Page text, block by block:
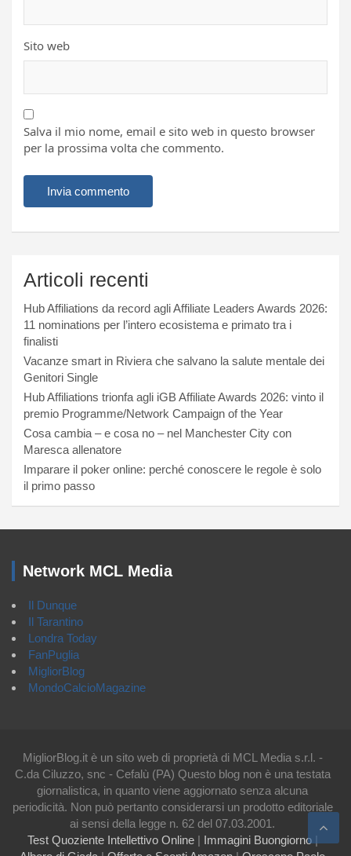
Sito web
Salva il mio nome, email e sito web in questo browser
per la prossima volta che commento.
Articoli recenti
Hub Affiliations da record agli Affiliate Leaders Awards 2026:
11 nominations per l’intero ecosistema e primato tra i
finalisti
Vacanze smart in Riviera che salvano la salute mentale dei
Genitori Single
Hub Affiliations trionfa agli iGB Affiliate Awards 2026: vinto il
premio Programme/Network Campaign of the Year
Cosa cambia – e cosa no – nel Manchester City con
Maresca allenatore
Imparare il poker online: perché conoscere le regole è solo
il primo passo
Network MCL Media
Il Dunque
Il Tarantino
Londra Today
FanPuglia
MigliorBlog
MondoCalcioMagazine
MigliorBlog.it è un sito web di proprietà di MCL Media s.r.l. -
C.da Ciluzzo, snc - Cefalù (PA) Questo blog non è una testata
giornalistica, in quanto viene aggiornato senza alcuna
periodicità. Non può pertanto considerarsi un prodotto editoriale
ai sensi della legge n. 62 del 07.03.2001.
Test Quoziente Intellettivo Online| Immagini Buongiorno|